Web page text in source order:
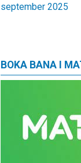
september 2025
BOKA BANA I